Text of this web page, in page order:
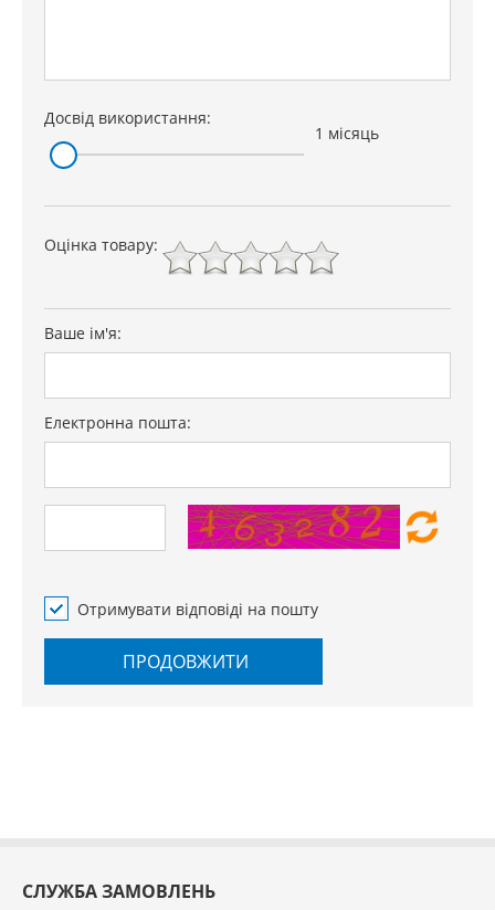
Досвід використання:
1 місяць
Оцінка товару:
Ваше ім'я:
Електронна пошта:
Отримувати відповіді на пошту
ПРОДОВЖИТИ
СЛУЖБА ЗАМОВЛЕНЬ